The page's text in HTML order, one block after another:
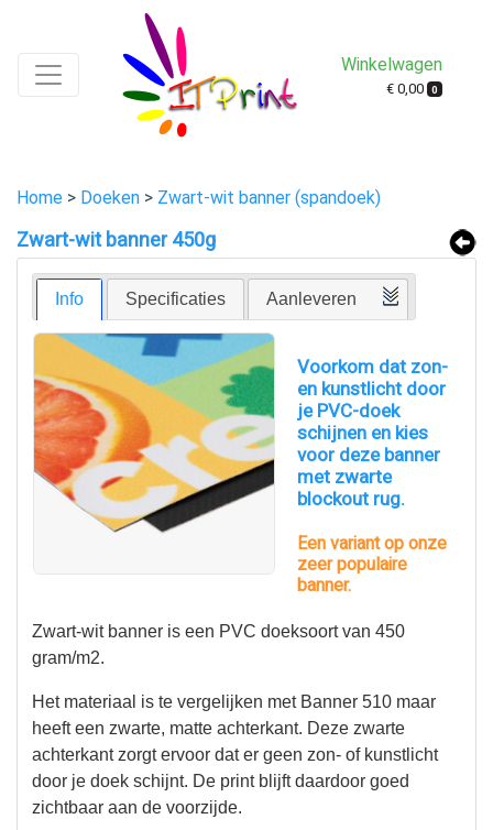
Winkelwagen
€ 0,00 0
Home > Doeken > Zwart-wit banner (spandoek)
Zwart-wit banner 450g
Info Specificaties Aanleveren
Voorkom dat zon-
en kunstlicht door
je PVC-doek
schijnen en kies
voor deze banner
met zwarte
blockout rug.
Een variant op onze
zeer populaire
banner.
Zwart-wit banner is een PVC doeksoort van 450
gram/m2.
Het materiaal is te vergelijken met Banner 510 maar
heeft een zwarte, matte achterkant. Deze zwarte
achterkant zorgt ervoor dat er geen zon- of kunstlicht
door je doek schijnt. De print blijft daardoor goed
zichtbaar aan de voorzijde.